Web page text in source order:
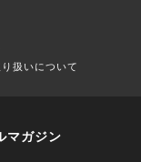
扱いについて
ガジン